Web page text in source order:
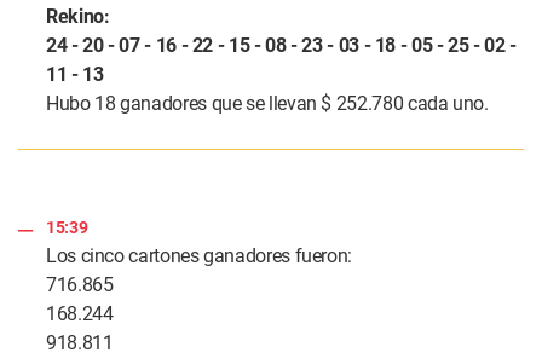
Rekino:
24 - 20 - 07 - 16 - 22 - 15 - 08 - 23 - 03 - 18 - 05 - 25 - 02 -
11 - 13
Hubo 18 ganadores que se llevan $ 252.780 cada uno.
15:39
Los cinco cartones ganadores fueron:
716.865
168.244
918.811